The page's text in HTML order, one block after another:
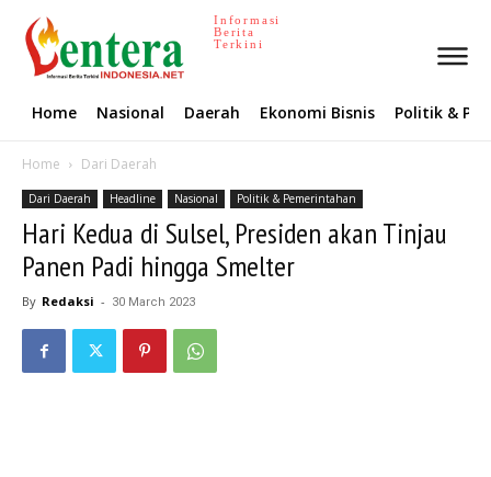
Informasi
Berita
Terkini
Home Nasional Daerah Ekonomi Bisnis Politik &
Home Dari Daerah
Dari Daerah Headline Nasional Politik & Pemerintahan
Hari Kedua di Sulsel, Presiden akan Tinjau
Panen Padi hingga Smelter
By Redaksi - 30 March 2023